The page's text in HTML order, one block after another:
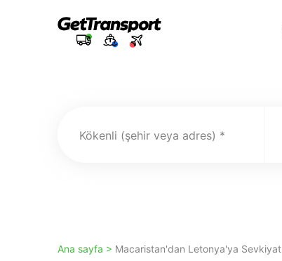
Kökenli (şehir veya adres)
Ana sayfa > Macaristan'dan Letonya'ya Sevkiyat